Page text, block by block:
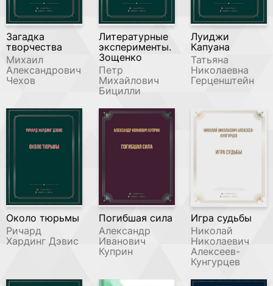
Загадка
творчества
Михаил
Александрович
Чехов
Литературные
эксперименты.
Зощенко
Петр
Михайлович
Бицилли
Луиджи
Капуана
Татьяна
Николаевна
Герценштейн
Около тюрьмы
Ричард
Хардинг Дэвис
Погибшая сила
Александр
Иванович
Куприн
Игра судьбы
Николай
Николаевич
Алексеев-
Кунгурцев